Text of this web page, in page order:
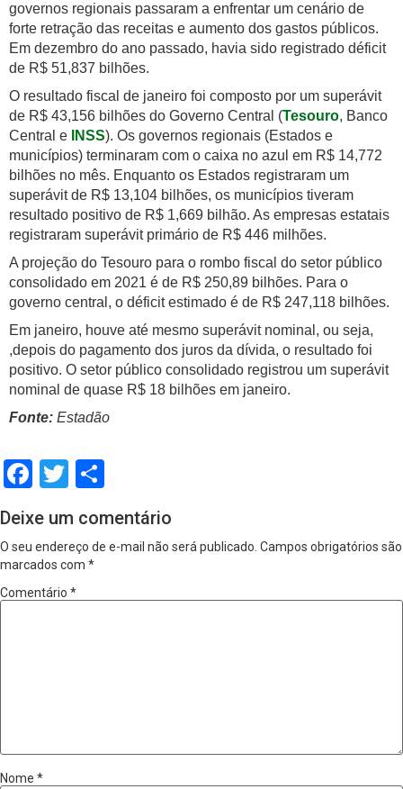
governos regionais passaram a enfrentar um cenário de
forte retração das receitas e aumento dos gastos públicos.
Em dezembro do ano passado, havia sido registrado déficit
de R$ 51,837 bilhões.
O resultado fiscal de janeiro foi composto por um superávit
de R$ 43,156 bilhões do Governo Central (Tesouro, Banco
Central e
INSS). Os governos regionais (Estados e
municípios) terminaram com o caixa no azul em R$ 14,772
bilhões no mês. Enquanto os Estados registraram um
superávit de R$ 13,104 bilhões, os municípios tiveram
resultado positivo de R$ 1,669 bilhão. As empresas estatais
registraram superávit primário de R$ 446 milhões.
A projeção do Tesouro para o rombo fiscal do setor público
consolidado em 2021 é de R$ 250,89 bilhões. Para o
governo central, o déficit estimado é de R$ 247,118 bilhões.
Em janeiro, houve até mesmo superávit nominal, ou seja,
,depois do pagamento dos juros da dívida, o resultado foi
positivo. O setor público consolidado registrou um superávit
nominal de quase R$ 18 bilhões em janeiro.
Fonte: Estadão
Facebook
Twitter
Deixe um comentário
O seu endereço de e-mail não será publicado. Campos obrigatórios são
marcados com *
Comentário *
Nome *